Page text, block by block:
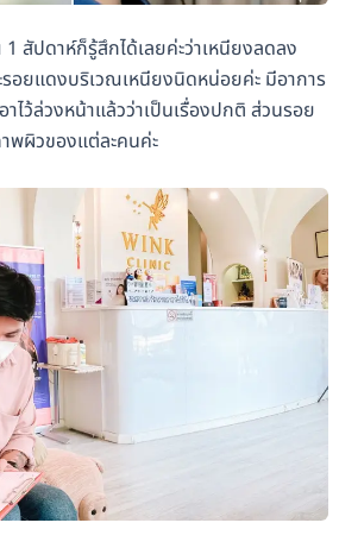
สัปดาห์ก็รู้สึกได้เลยค่ะว่าเหนียงลดลง
อยแดงบริเวณเหนียงนิดหน่อยค่ะ มีอาการ
ว้ล่วงหน้าแล้วว่าเป็นเรื่องปกติ ส่วนรอย
พผิวของแต่ละคนค่ะ